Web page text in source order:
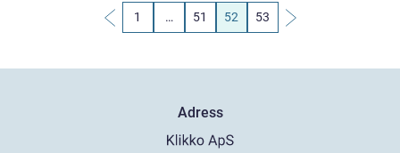
1 … 51 52 53
Adress